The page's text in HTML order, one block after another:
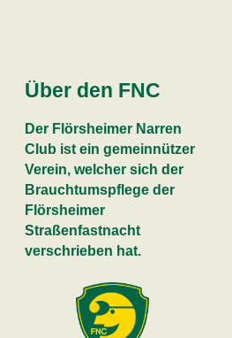
Über den FNC
Der Flörsheimer Narren
Club ist ein gemeinnützer
Verein, welcher sich der
Brauchtumspflege der
Flörsheimer
Straßenfastnacht
verschrieben hat.